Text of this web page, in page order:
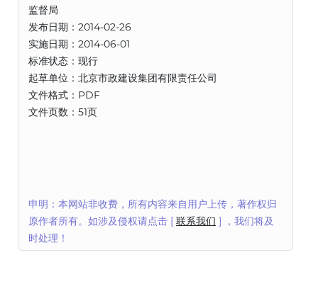
监督局
发布日期：2014-02-26
实施日期：2014-06-01
标准状态：现行
起草单位：北京市政建设集团有限责任公司
文件格式：PDF
文件页数：51页
申明：本网站非收费，所有内容来自用户上传，著作权归
原作者所有。如涉及侵权请点击 [ 联系我们 ] ，我们将及
时处理！